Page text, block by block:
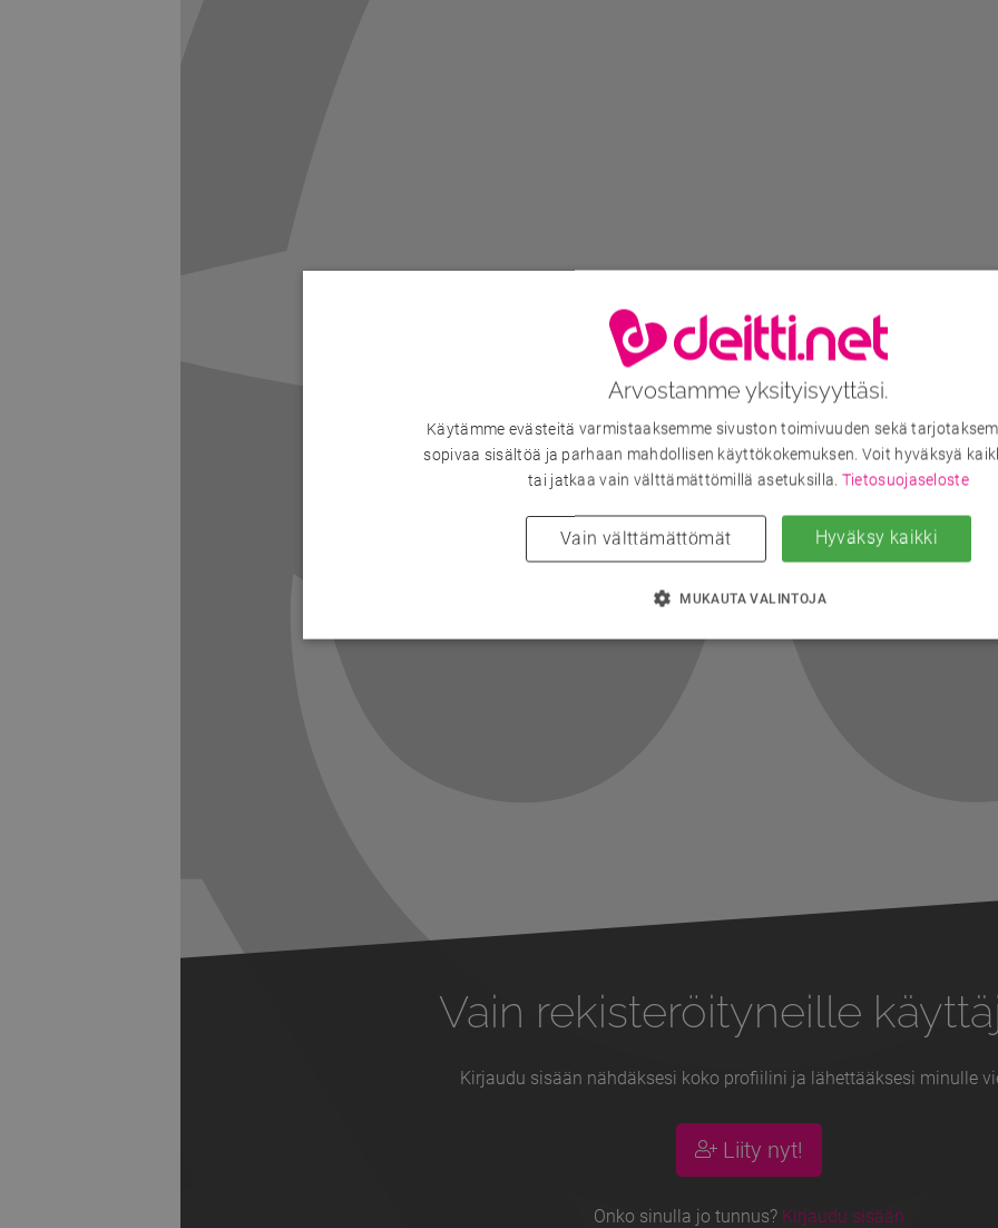
Vain rekisteröityneille
Kirjaudu sisään nähdäksesi koko profiilini ja lähettääksesi minulle
Liity nyt!
Onko sinulla jo tunnus? Kirjaudu sisään
Arvostamme yksityisyyttäsi.
Käytämme evästeitä varmistaaksemme sivuston toimivuuden sekä
sopivaa sisältöä ja parhaan mahdollisen käyttökokemuksen. Voit hyväksyä
tai jatkaa vain välttämättömillä asetuksilla. Tietosuojaseloste
Hyväksy kaikki
Vain välttämättömät
MUKAUTA VALINTOJA